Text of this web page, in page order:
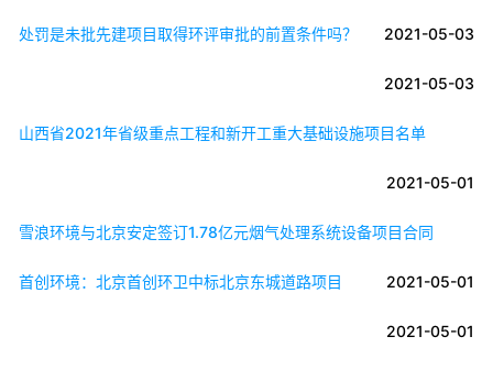
2021-05-03
处罚是未批先建项目取得环评审批的前置条件吗？
2021-05-03
山西省2021年省级重点工程和新开工重大基础设施项目名单
2021-05-01
雪浪环境与北京安定签订1.78亿元烟气处理系统设备项目合同
2021-05-01
首创环境：北京首创环卫中标北京东城道路项目
2021-05-01